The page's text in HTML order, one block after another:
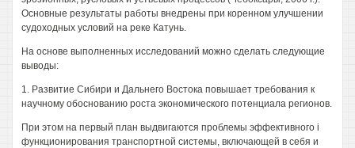
Основные результаты работы внедрены при коренном улучшении
судоходных условий на реке Катунь.
На основе выполненных исследований можно сделать следующие
выводы:
1. Развитие Сибири и Дальнего Востока повышает требования к
научному обоснованию роста экономического потенциала регионов.
При этом на первый план выдвигаются проблемы эффективного i
функционирования транспортной системы, включающей в себя и